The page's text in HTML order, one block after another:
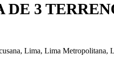
DE 3
Lima, Lima Metropolitana,